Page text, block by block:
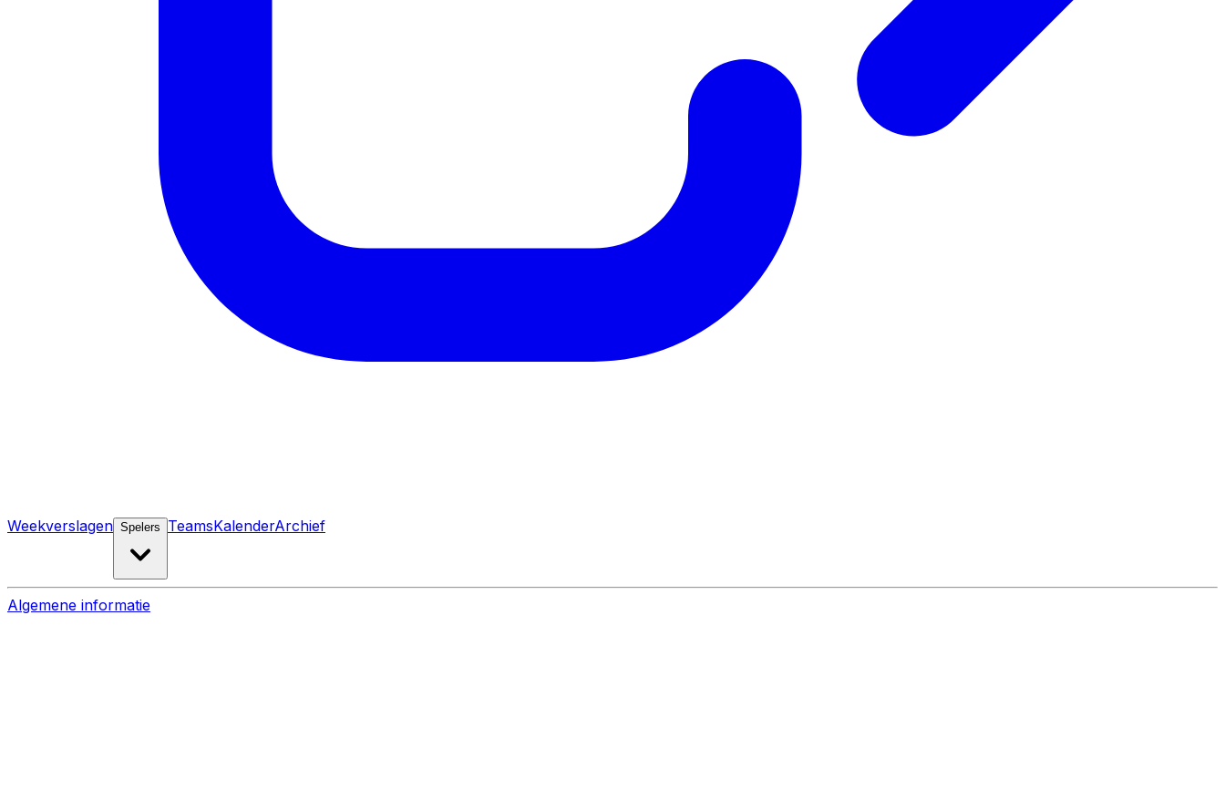
Weekverslagen Spelers TeamsKalenderArchief
Algemene informatie